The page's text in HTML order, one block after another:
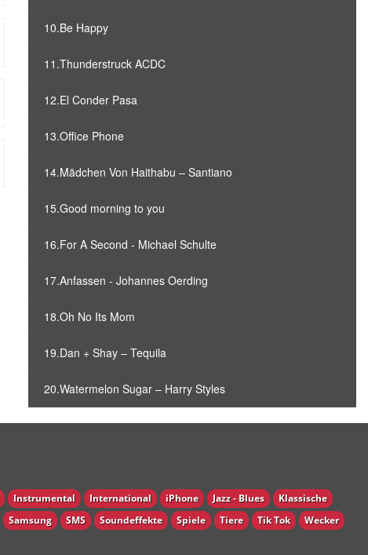
10.Be Happy
11.Thunderstruck ACDC
12.El Conder Pasa
13.Office Phone
14.Mädchen Von Haithabu – Santiano
15.Good morning to you
16.For A Second - Michael Schulte
17.Anfassen - Johannes Oerding
18.Oh No Its Mom
19.Dan + Shay – Tequila
20.Watermelon Sugar – Harry Styles
Instrumental International iPhone Jazz - Blues
Klassische
Samsung SMS Soundeffekte Spiele Tiere Tik Tok
Wecker